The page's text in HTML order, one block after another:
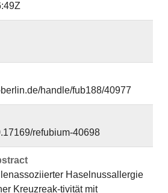
handle/fub188/40977
refubium-40698
Haselnussallergie
Kreuzreak-tivität mit